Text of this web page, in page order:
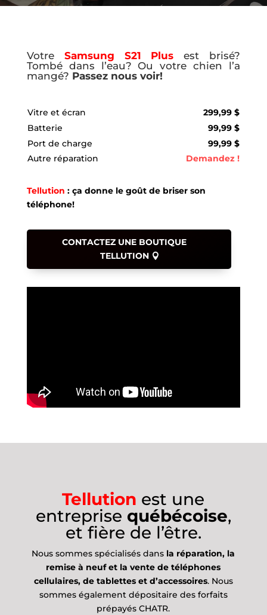
Votre Samsung S21 Plus est brisé?
Tombé dans l’eau? Ou votre chien l’a
mangé? Passez nous voir!
Vitre et écran
299,99 $
Batterie
99,99 $
Port de charge
99,99 $
Autre réparation
Demandez !
Tellution : ça donne le goût de briser son
téléphone!
CONTACTEZ UNE BOUTIQUE
TELLUTION
Tellution est une
entreprise québécoise,
et fière de l’être.
Nous sommes spécialisés dans la réparation, la
remise à neuf et la vente de téléphones
cellulaires, de tablettes et d’accessoires. Nous
sommes également dépositaire des forfaits
prépayés CHATR.